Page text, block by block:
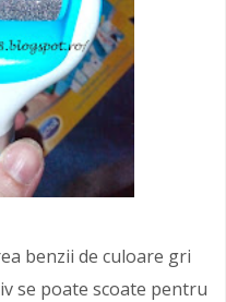
benzii de culoare gri
se poate scoate pentru